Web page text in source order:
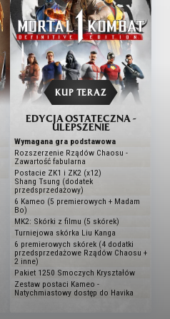
KUP TERAZ
EDYCJA OSTATECZNA -
ULEPSZENIE
Wymagana gra podstawowa
Rozszerzenie Rządów Chaosu -
Zawartość fabularna
Postacie ZK1 i ZK2 (x12)
Shang Tsung (dodatek
przedsprzedażowy)
6 Kameo (5 premierowych + Madam
Bo)
MK2: Skórki z filmu (5 skórek)
Turniejowa skórka Liu Kanga
6 premierowych skórek (4 dodatki
przedsprzedażowe Rządów Chaosu +
2 inne)
Pakiet 1250 Smoczych Kryształów
Zestaw postaci Kameo -
Natychmiastowy dostęp do Havika